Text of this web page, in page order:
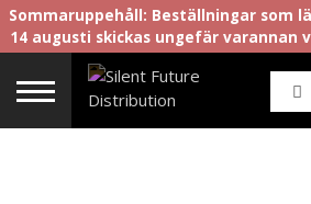
Sommaruppehåll: Beställningar som
14 augusti skickas ungefär varannan